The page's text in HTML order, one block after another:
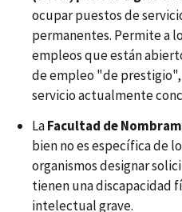
ocupar puestos de
permanentes. Permite a
empleos que están
de empleo "de
servicio actualmente
LaFacultad de
bien no es específica de
organismos designar
tienen una discapacidad
intelectual grave.